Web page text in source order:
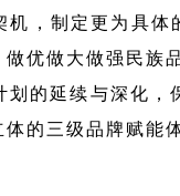
，制定更为具
优做大做强民族
的延续与深化
的三级品牌赋能